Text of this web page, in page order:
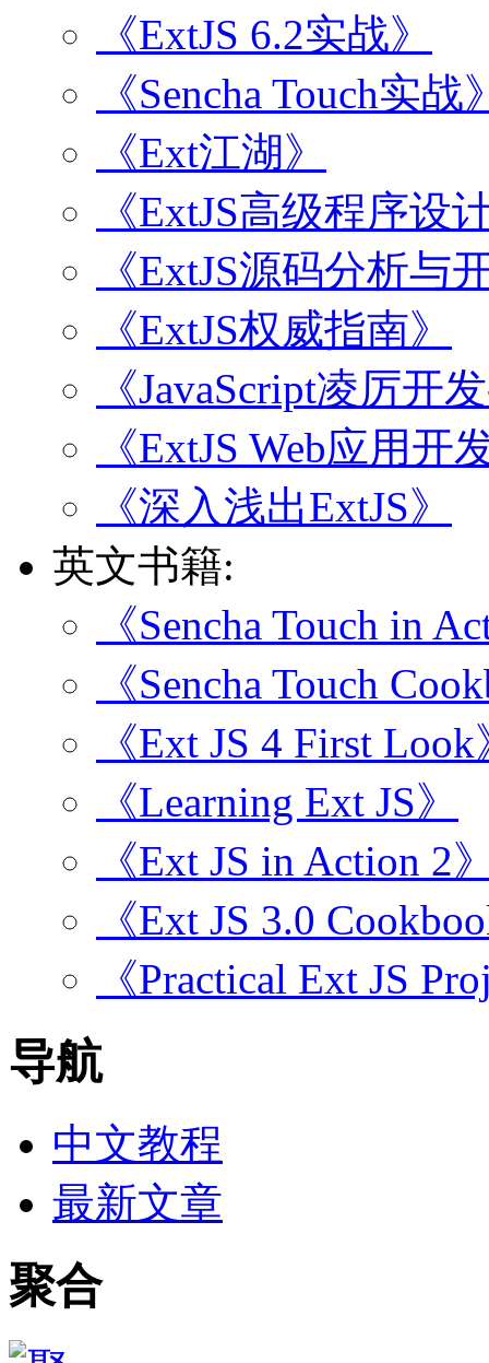
《ExtJS 6.2实战》
《Sencha Touch实战
《Ext江湖》
《ExtJS高级程序设
《ExtJS源码分析与
《ExtJS权威指南》
《JavaScript凌厉开
《ExtJS Web应用开
《深入浅出ExtJS》
英文书籍:
《Sencha Touch in
《Sencha Touch
《Ext JS 4 First Look
《Learning Ext JS》
《Ext JS in Action 2
《Ext JS 3.0
《Practical Ext JS
导航
中文教程
最新文章
聚合